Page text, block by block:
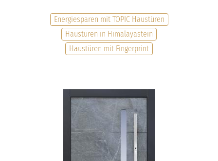
Energiesparen mit TOPIC Haustüren
Haustüren in Himalayastein
Haustüren mit Fingerprint